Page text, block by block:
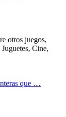
otros juegos,
Cine,
que …